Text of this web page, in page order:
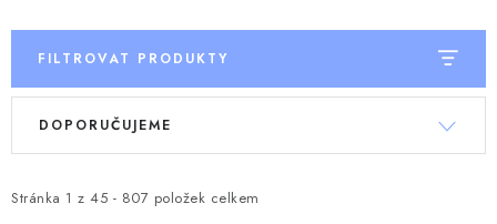
FILTROVAT PRODUKTY
V
i
Stránka 1 z 45 - 807 položek celkem
Ř
e
DOPORUČUJEME